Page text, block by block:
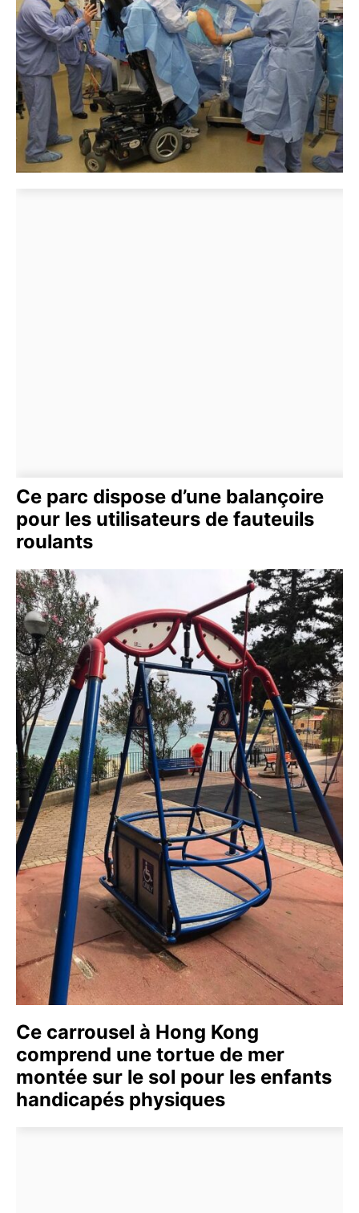
Ce parc dispose d’une balançoire
pour les utilisateurs de fauteuils
roulants
Ce carrousel à Hong Kong
comprend une tortue de mer
montée sur le sol pour les enfants
handicapés physiques